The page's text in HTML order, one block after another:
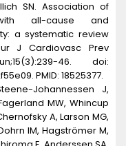
SN. Association of
all-cause and
a systematic review
J Cardiovasc Prev
46. doi:
PMID: 18525377.
Johannessen J,
MW, Whincup
A, Larson MG,
IM, Hagströmer M,